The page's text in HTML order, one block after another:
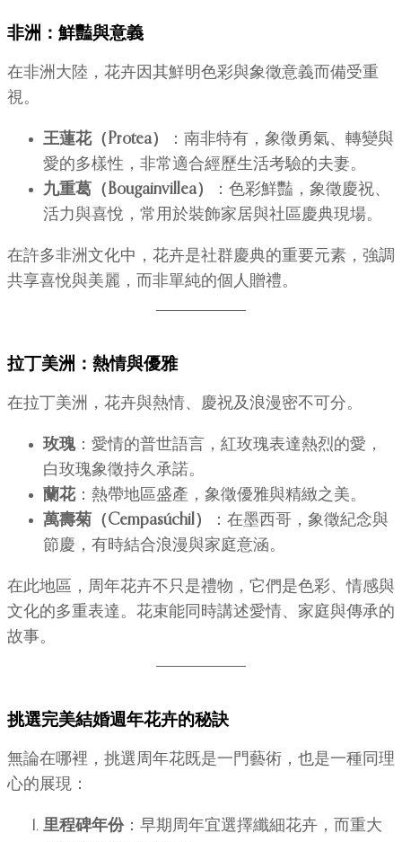
非洲：鮮豔與意義
在非洲大陸，花卉因其鮮明色彩與象徵意義而備受重
視。
王蓮花（Protea）
：南非特有，象徵勇氣、轉變與
愛的多樣性，非常適合經歷生活考驗的夫妻。
九重葛（Bougainvillea）
：色彩鮮豔，象徵慶祝、
活力與喜悅，常用於裝飾家居與社區慶典現場。
在許多非洲文化中，花卉是社群慶典的重要元素，強調
共享喜悅與美麗，而非單純的個人贈禮。
拉丁美洲：熱情與優雅
在拉丁美洲，花卉與熱情、慶祝及浪漫密不可分。
玫瑰：愛情的普世語言，紅玫瑰表達熱烈的愛，
白玫瑰象徵持久承諾。
蘭花：熱帶地區盛產，象徵優雅與精緻之美。
萬壽菊（Cempasúchil）
：在墨西哥，象徵紀念與
節慶，有時結合浪漫與家庭意涵。
在此地區，周年花卉不只是禮物，它們是色彩、情感與
文化的多重表達。花束能同時講述愛情、家庭與傳承的
故事。
挑選完美結婚週年花卉的秘訣
無論在哪裡，挑選周年花既是一門藝術，也是一種同理
心的展現：
里程碑年份：早期周年宜選擇纖細花卉，而重大